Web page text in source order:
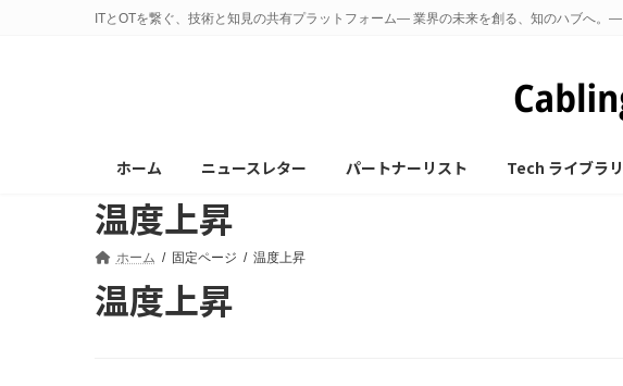
ITとOTを繋ぐ、技術と知見の共有プラットフォーム— 業界の未来を創る、知のハブへ。—
ホーム ニュースレター パートナーリスト Tech ライブラリ
温度上昇
ホーム 固定ページ 温度上昇
温度上昇